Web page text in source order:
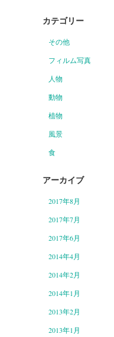
カテゴリー
その他
フィルム写真
人物
動物
植物
風景
食
アーカイブ
2017年8月
2017年7月
2017年6月
2014年4月
2014年2月
2014年1月
2013年2月
2013年1月